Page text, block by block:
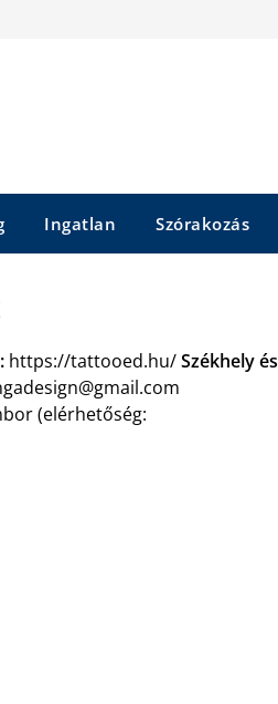
Ingatlan Szórakozás
https://tattooed.hu/Székhely és
(elérhetőség: